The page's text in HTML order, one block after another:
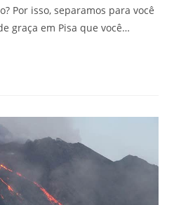
Por isso, separamos para você
graça em Pisa que você…